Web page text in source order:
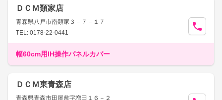
ＤＣＭ類家店
青森県八戸市南類家３－７－１７
TEL: 0178-22-0441
幅60cm用IH操作パネルカバー
ＤＣＭ東青森店
青森県青森市田屋敷字増田１６－２